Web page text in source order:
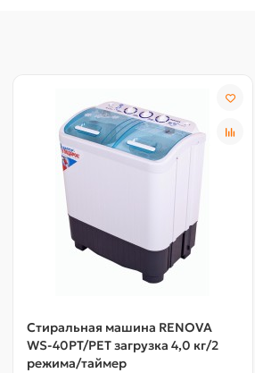
Стиральная машина RENOVA
WS-40PT/РЕТ загрузка 4,0 кг/2
режима/таймер